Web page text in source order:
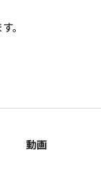
。
動画